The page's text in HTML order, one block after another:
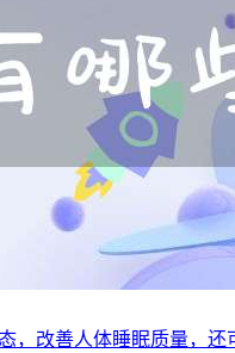
改善人体睡眠质量，